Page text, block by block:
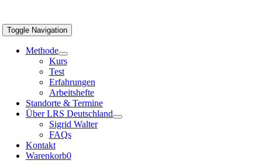
Toggle Navigation
Methode
Kurs
Test
Erfahrungen
Arbeitshefte
Standorte & Termine
Über LRS Deutschland
Sigrid Walter
FAQs
Kontakt
Warenkorb0